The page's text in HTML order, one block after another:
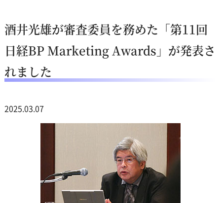
酒井光雄が審査委員を務めた「第11回
日経BP Marketing Awards」が発表さ
れました
2025.03.07